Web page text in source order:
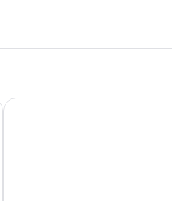
Brewster Mountain Lodge